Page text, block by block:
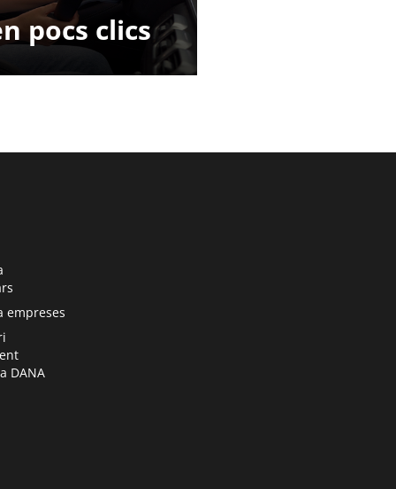
pocs clics
pàgina nova
empreses
pàgina nova
DANA
pàgina nova